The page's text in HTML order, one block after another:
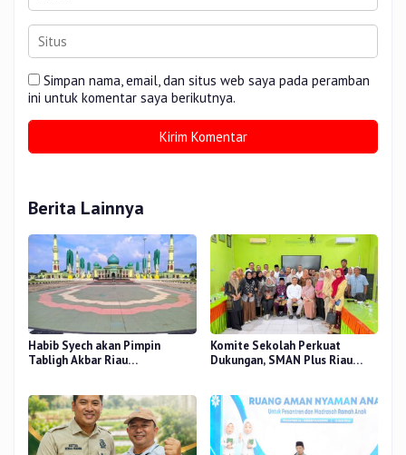
Simpan nama, email, dan situs web saya pada peramban
ini untuk komentar saya berikutnya.
Berita Lainnya
Habib Syech akan Pimpin
Tabligh Akbar Riau
Komite Sekolah Perkuat
Dukungan, SMAN Plus Riau